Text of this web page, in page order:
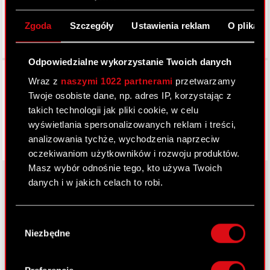
Zgoda Szczegóły Ustawienia reklam O
Odpowiedzialne wykorzystanie Twoich danych
Wraz z naszymi 1022 partnerami przetwarzamy
Twoje osobiste dane, np. adres IP, korzystając z
takich technologii jak pliki cookie, w celu
wyświetlania spersonalizowanych reklam i treści,
analizowania tychże, wychodzenia naprzeciw
oczekiwaniom użytkowników i rozwoju produktów.
Masz wybór odnośnie tego, kto używa Twoich
danych i w jakich celach to robi.
Gromadzić dane dotyczące Twojej
lokalizacji geograficznej z dokładnością nawet
Identyfikować Twoje urządzenie, aktywnie
zgody
Niezbędne
O CD PROJEKT
Grupa Kapitałowa